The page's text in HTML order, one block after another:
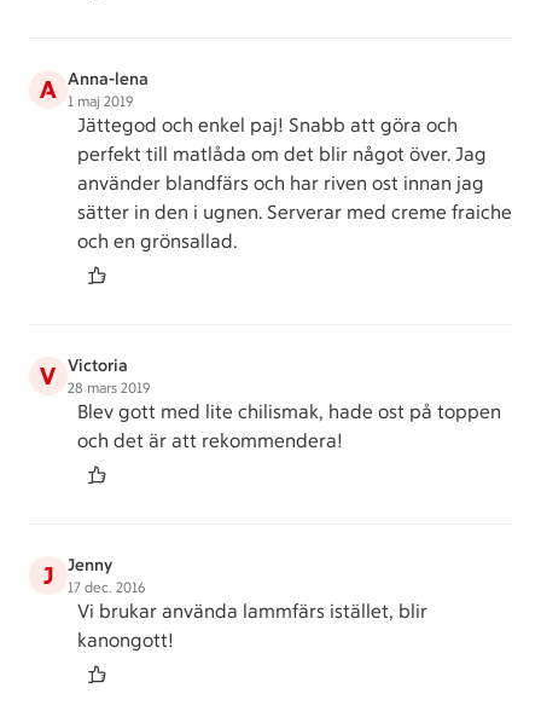
A Anna-lena
1 maj 2019
Jättegod och enkel paj! Snabb att göra och
perfekt till matlåda om det blir något över. Jag
använder blandfärs och har riven ost innan jag
sätter in den i ugnen. Serverar med creme fraiche
och en grönsallad.
V Victoria
28 mars 2019
Blev gott med lite chilismak, hade ost på toppen
och det är att rekommendera!
J Jenny
17 dec. 2016
Vi brukar använda lammfärs istället, blir
kanongott!